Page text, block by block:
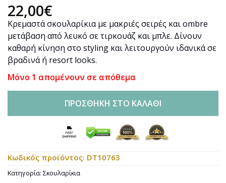
22,00€
Κρεμαστά σκουλαρίκια με μακριές σειρές και ombre
μετάβαση από λευκό σε τιρκουάζ και μπλε. Δίνουν
καθαρή κίνηση στο styling και λειτουργούν ιδανικά σε
βραδινά ή resort looks.
Μόνο 1 απομένουν σε απόθεμα
ΠΡΟΣΘΉΚΗ ΣΤΟ ΚΑΛΆΘΙ
Κωδικός προϊόντος: DT10763
Κατηγορία: Σκουλαρίκια